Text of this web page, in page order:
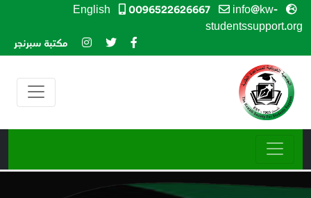
0096522626667
info@kw-
studentssupport.org
مكتبة سبرنجر